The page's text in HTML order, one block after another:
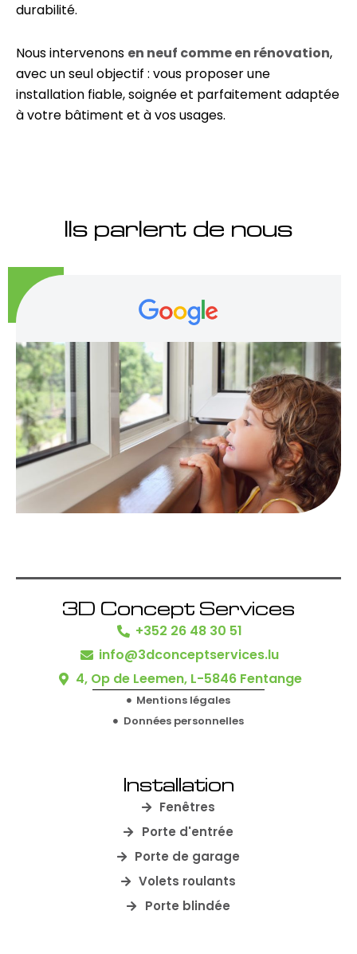
durabilité.
Nous intervenons en neuf comme en rénovation,
avec un seul objectif : vous proposer une
installation fiable, soignée et parfaitement adaptée
à votre bâtiment et à vos usages.
Ils parlent de nous
3D Concept Services
+352 26 48 30 51
info@3dconceptservices.lu
4, Op de Leemen, L-5846 Fentange
Mentions légales
Données personnelles
Installation
Fenêtres
Porte d'entrée
Porte de garage
Volets roulants
Porte blindée